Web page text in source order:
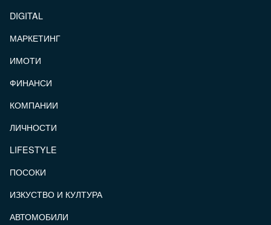
DIGITAL
МАРКЕТИНГ
ИМОТИ
ФИНАНСИ
КОМПАНИИ
ЛИЧНОСТИ
LIFESTYLE
ПОСОКИ
ИЗКУСТВО И КУЛТУРА
АВТОМОБИЛИ